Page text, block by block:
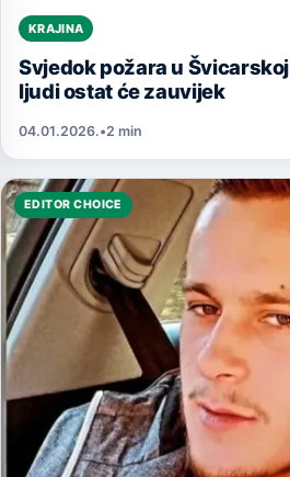
KRAJINA
Svjedok požara u
ljudi ostat će zauvijek
04.01.2026.•2 min
EDITOR CHOICE